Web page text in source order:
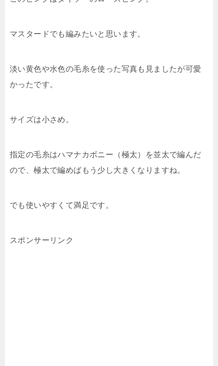
マスタードでも編みたいと思います。
淡い黄色や水色の毛糸を使った写真も見ましたが可愛
かったです。
サイズは小さめ。
指定の毛糸はハマナカボニー（極太）を並太で編んだ
ので、極太で編めばもう少し大きくなりますね。
でも使いやすくて満足です。
スポンサーリンク